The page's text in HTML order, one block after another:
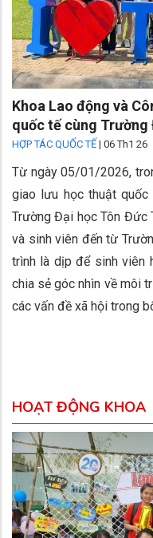
Khoa Lao động và
quốc tế cùng Trường
HỢP TÁC QUỐC TẾ | 06 Th1 26
Từ ngày 05/01/2026,
giao lưu học thuật quốc
Trường Đại học Tôn Đức
và sinh viên đến từ
trình là dịp để sinh viên
chia sẻ góc nhìn về môi
các vấn đề xã hội trong
HOẠT ĐỘNG KHOA